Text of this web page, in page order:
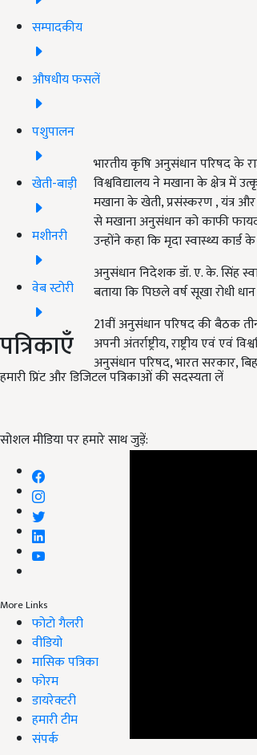
सम्पादकीय
औषधीय फसलें
पशुपालन
खेती-बाड़ी
मशीनरी
वेब स्टोरी
पत्रिकाएँ
हमारी प्रिंट और डिजिटल पत्रिकाओं की सदस्यता लें
सोशल मीडिया पर हमारे साथ जुड़ें:
More Links
फोटो गैलरी
वीडियो
मासिक पत्रिका
फोरम
डायरेक्टरी
हमारी टीम
संपर्क
भारतीय कृषि अनुसंधान परिषद के
विश्वविद्यालय ने मखाना के क्षेत्र
मखाना के खेती, प्रसंस्करण , यंत्र और
से मखाना अनुसंधान को काफी
उन्होंने कहा कि मृदा स्वास्थ्य
अनुसंधान निदेशक डॉ. ए. के. सिंह
बताया कि पिछले वर्ष सूखा रोधी
21वीं अनुसंधान परिषद की बैठक
अपनी अंतर्राष्ट्रीय, राष्ट्रीय एवं
अनुसंधान परिषद, भारत सरकार,